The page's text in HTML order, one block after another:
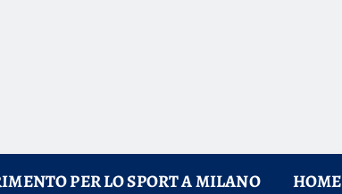
PER LO SPORT A MILANO HOME